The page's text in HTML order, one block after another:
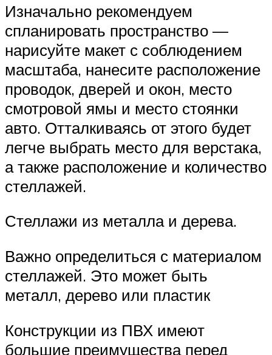
Изначально рекомендуем
спланировать пространство —
нарисуйте макет с соблюдением
масштаба, нанесите расположение
проводок, дверей и окон, место
смотровой ямы и место стоянки
авто. Отталкиваясь от этого будет
легче выбрать место для верстака,
а также расположение и количество
стеллажей.
Стеллажи из металла и дерева.
Важно определиться с материалом
стеллажей. Это может быть
металл, дерево или пластик
Конструкции из ПВХ имеют
большие преимущества перед